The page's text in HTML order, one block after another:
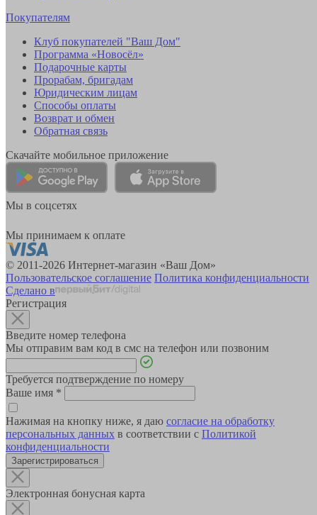
Покупателям
Клуб покупателей "Ваш Дом"
Программа «Новосёл»
Подарочные карты
Прорабам, бригадам
Юридическим лицам
Способы оплаты
Возврат и обмен
Обратная связь
Скачайте мобильное приложение
Мы в соцсетях
Мы принимаем к оплате
© 2011-2026 Интернет-магазин «Ваш Дом»
Пользовательское соглашение Политика конфиденциальности
Сделано в
Регистрация
Введите номер телефона
Мы отправим вам код в смс на телефон или позвоним
Требуется подтверждение по номеру
Ваше имя *
Нажимая на кнопку ниже, я даю согласие на обработку
персональных данных в соответствии с Политикой
конфиденциальности
Зарегистрироваться
Электронная бонусная карта